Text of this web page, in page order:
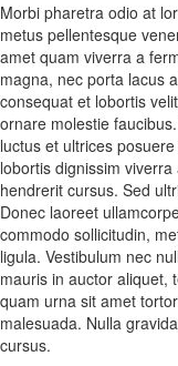
Morbi pharetra odio at
metus pellentesque
amet quam viverra a
magna, nec porta lacus
consequat et lobortis
ornare molestie
luctus et ultrices
lobortis dignissim
hendrerit cursus. Sed
Donec laoreet
commodo sollicitudin,
ligula. Vestibulum nec
mauris in auctor aliquet,
quam urna sit amet
malesuada. Nulla
cursus.